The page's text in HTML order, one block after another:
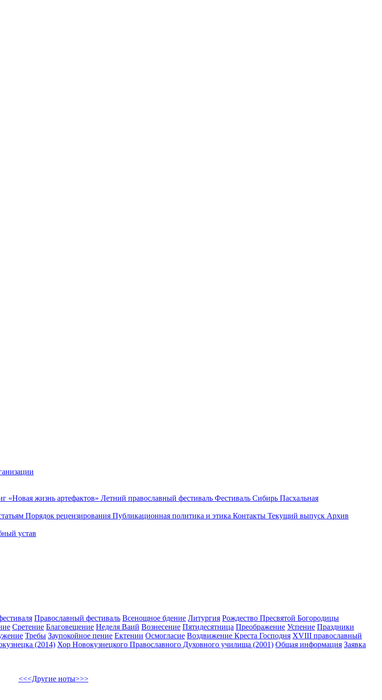
«Новая жизнь артефактов» Летний православный фестиваль Фестиваль Сибирь Пасхальная
Порядок рецензирования Публикационная политика и этика Контакты Текущий выпуск Архив
устав
Православный фестиваль Всенощное бдение Литургия Рождество Пресвятой Богородицы
Сретение Благовещение Неделя Ваий Вознесение Пятидесятница Преображение Успение Праздники
Требы Заупокойное пение Ектении Осмогласие Воздвижение Креста Господня XVIII православный
(2014) Хор Новокузнецкого Православного Духовного училища (2001) Общая информация Заявка
<<<Другие ноты>>>